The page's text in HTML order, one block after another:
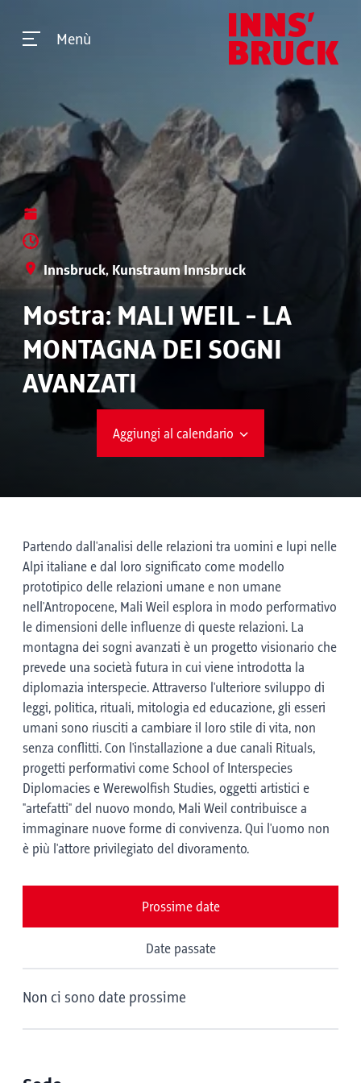
Menù
Innsbruck, Kunstraum Innsbruck
Mostra: MALI WEIL - LA
MONTAGNA DEI SOGNI
AVANZATI
Aggiungi al calendario
Partendo dall'analisi delle relazioni tra uomini e lupi nelle
Alpi italiane e dal loro significato come modello
prototipico delle relazioni umane e non umane
nell'Antropocene, Mali Weil esplora in modo performativo
le dimensioni delle influenze di queste relazioni. La
montagna dei sogni avanzati è un progetto visionario che
prevede una società futura in cui viene introdotta la
diplomazia interspecie. Attraverso l'ulteriore sviluppo di
leggi, politica, rituali, mitologia ed educazione, gli esseri
umani sono riusciti a cambiare il loro stile di vita, non
senza conflitti. Con l'installazione a due canali Rituals,
progetti performativi come School of Interspecies
Diplomacies e Werewolfish Studies, oggetti artistici e
"artefatti" del nuovo mondo, Mali Weil contribuisce a
immaginare nuove forme di convivenza. Qui l'uomo non
è più l'attore privilegiato del divoramento.
Prossime date
Date passate
Non ci sono date prossime